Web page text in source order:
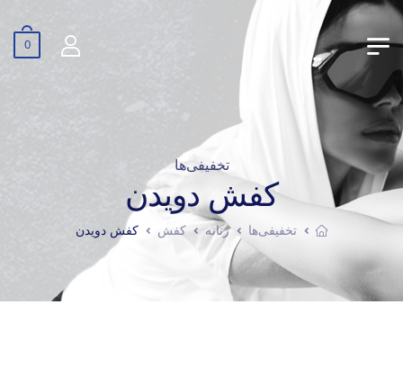
0
تخفیفی‌ها
کفش دویدن
تخفیفی‌ها زنانه کفش کفش دویدن